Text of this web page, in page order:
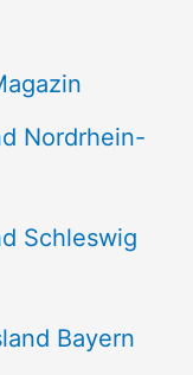
Nordrhein-
Schleswig
Bayern